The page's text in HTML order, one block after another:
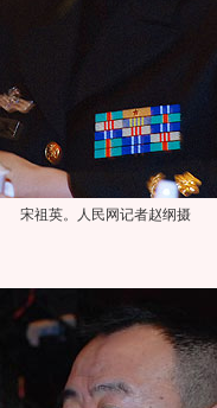
宋祖英。人民网记者赵纲摄